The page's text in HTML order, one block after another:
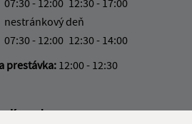
07:30 - 12:00 12:30 - 17:00
nestránkový deň
07:30 - 12:00 12:30 - 14:00
prestávka: 12:00 - 12:30
Kontakt: